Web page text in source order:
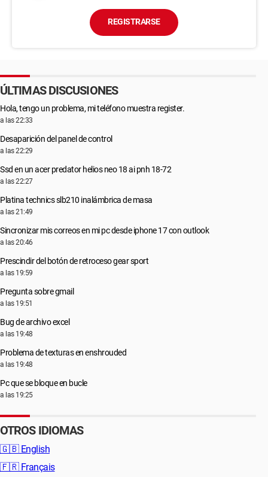
REGISTRARSE
ÚLTIMAS DISCUSIONES
Hola, tengo un problema, mi teléfono muestra register.
a las 22:33
Desaparición del panel de control
a las 22:29
Ssd en un acer predator helios neo 18 ai pnh 18-72
a las 22:27
Platina technics slb210 inalámbrica de masa
a las 21:49
Sincronizar mis correos en mi pc desde iphone 17 con outlook
a las 20:46
Prescindir del botón de retroceso gear sport
a las 19:59
Pregunta sobre gmail
a las 19:51
Bug de archivo excel
a las 19:48
Problema de texturas en enshrouded
a las 19:48
Pc que se bloque en bucle
a las 19:25
OTROS IDIOMAS
🇬🇧 English
🇫🇷 Français